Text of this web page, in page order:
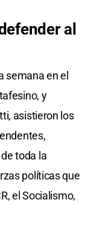
al
semana en el
y
asistieron los
toda la
políticas que
el Socialismo,